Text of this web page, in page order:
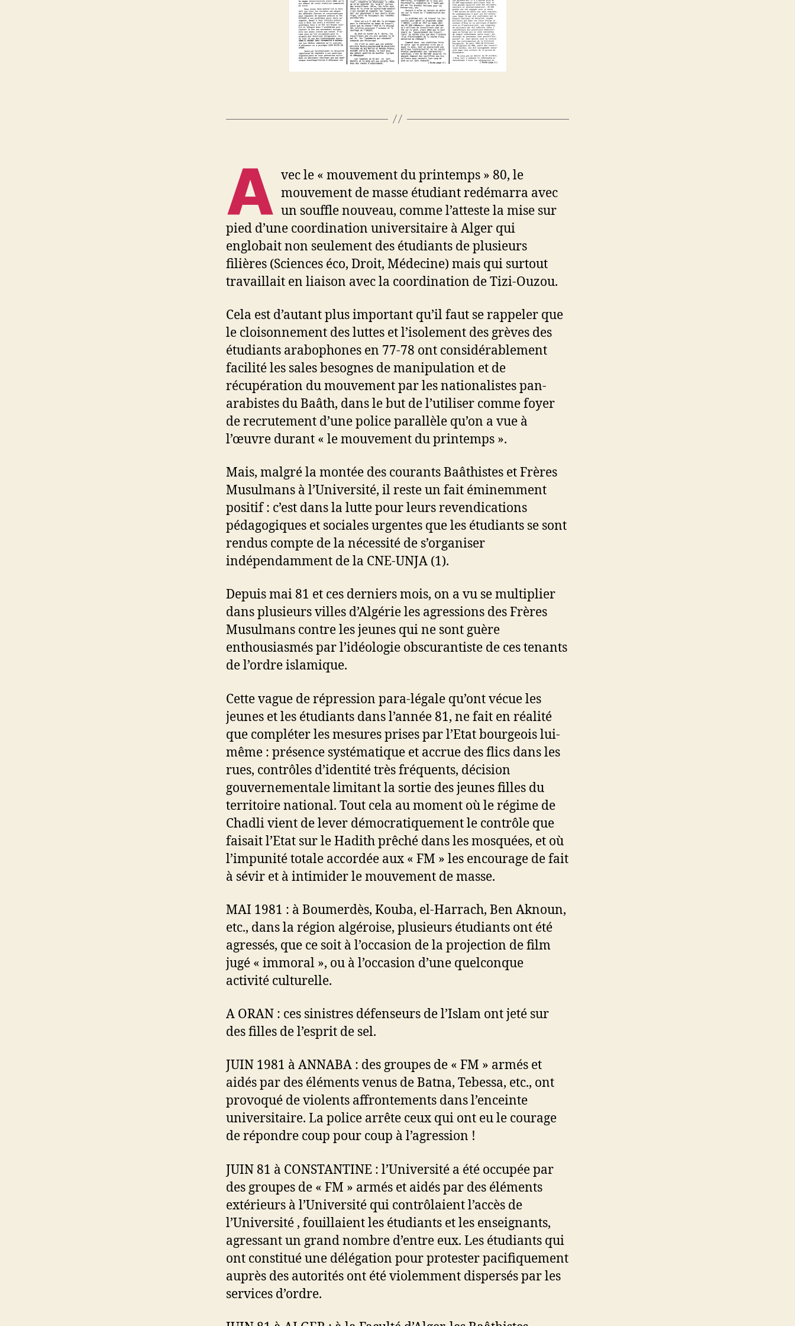
A vec le « mouvement du printemps » 80, le
mouvement de masse étudiant redémarra avec
un souffle nouveau, comme l’atteste la mise sur
pied d’une coordination universitaire à Alger qui
englobait non seulement des étudiants de plusieurs
filières (Sciences éco, Droit, Médecine) mais qui surtout
travaillait en liaison avec la coordination de Tizi-Ouzou.
Cela est d’autant plus important qu’il faut se rappeler que
le cloisonnement des luttes et l’isolement des grèves des
étudiants arabophones en 77-78 ont considérablement
facilité les sales besognes de manipulation et de
récupération du mouvement par les nationalistes pan-
arabistes du Baâth, dans le but de l’utiliser comme foyer
de recrutement d’une police parallèle qu’on a vue à
l’œuvre durant « le mouvement du printemps ».
Mais, malgré la montée des courants Baâthistes et Frères
Musulmans à l’Université, il reste un fait éminemment
positif : c’est dans la lutte pour leurs revendications
pédagogiques et sociales urgentes que les étudiants se sont
rendus compte de la nécessité de s’organiser
indépendamment de la CNE-UNJA (1).
Depuis mai 81 et ces derniers mois, on a vu se multiplier
dans plusieurs villes d’Algérie les agressions des Frères
Musulmans contre les jeunes qui ne sont guère
enthousiasmés par l’idéologie obscurantiste de ces tenants
de l’ordre islamique.
Cette vague de répression para-légale qu’ont vécue les
jeunes et les étudiants dans l’année 81, ne fait en réalité
que compléter les mesures prises par l’Etat bourgeois lui-
même : présence systématique et accrue des flics dans les
rues, contrôles d’identité très fréquents, décision
gouvernementale limitant la sortie des jeunes filles du
territoire national. Tout cela au moment où le régime de
Chadli vient de lever démocratiquement le contrôle que
faisait l’Etat sur le Hadith prêché dans les mosquées, et où
l’impunité totale accordée aux « FM » les encourage de fait
à sévir et à intimider le mouvement de masse.
MAI 1981 : à Boumerdès, Kouba, el-Harrach, Ben Aknoun,
etc., dans la région algéroise, plusieurs étudiants ont été
agressés, que ce soit à l’occasion de la projection de film
jugé « immoral », ou à l’occasion d’une quelconque
activité culturelle.
A ORAN : ces sinistres défenseurs de l’Islam ont jeté sur
des filles de l’esprit de sel.
JUIN 1981 à ANNABA : des groupes de « FM » armés et
aidés par des éléments venus de Batna, Tebessa, etc., ont
provoqué de violents affrontements dans l’enceinte
universitaire. La police arrête ceux qui ont eu le courage
de répondre coup pour coup à l’agression !
JUIN 81 à CONSTANTINE : l’Université a été occupée par
des groupes de « FM » armés et aidés par des éléments
extérieurs à l’Université qui contrôlaient l’accès de
l’Université , fouillaient les étudiants et les enseignants,
agressant un grand nombre d’entre eux. Les étudiants qui
ont constitué une délégation pour protester pacifiquement
auprès des autorités ont été violemment dispersés par les
services d’ordre.